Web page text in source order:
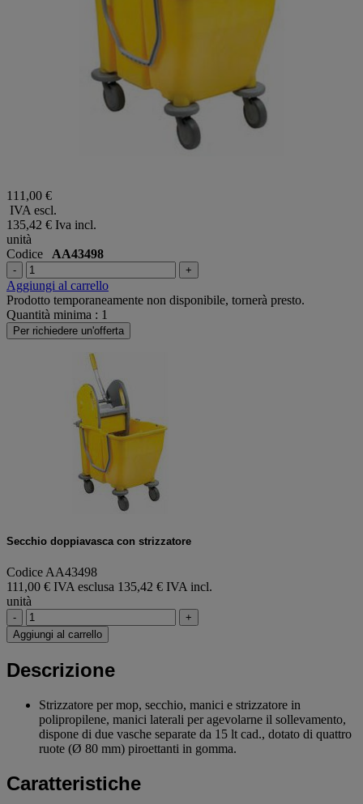
111,00 €
IVA escl.
135,42 € Iva incl.
unità
Codice AA43498
- +
Aggiungi al carrello
Prodotto temporaneamente non disponibile, tornerà presto.
Quantità minima : 1
Per richiedere un'offerta
Secchio doppiavasca con strizzatore
Codice AA43498
111,00 € IVA esclusa 135,42 € IVA incl.
unità
-
+
Aggiungi al carrello
Descrizione
Strizzatore per mop, secchio, manici e strizzatore in
polipropilene, manici laterali per agevolarne il sollevamento,
dispone di due vasche separate da 15 lt cad., dotato di quattro
ruote (Ø 80 mm) piroettanti in gomma.
Caratteristiche